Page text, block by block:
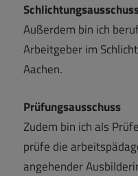
Außerdem bin ich
Arbeitgeber im
Aachen.
Prüfungsausschuss
Zudem bin ich als
prüfe die
angehender